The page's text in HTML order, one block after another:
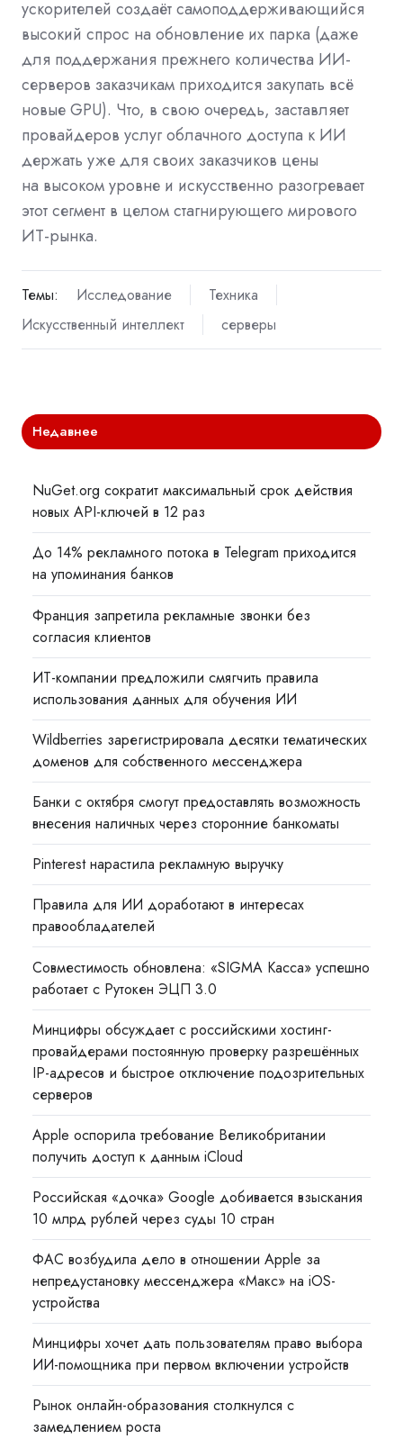
ускорителей создаёт самоподдерживающийся
высокий спрос на обновление их парка (даже
для поддержания прежнего количества ИИ-
серверов заказчикам приходится закупать всё
новые GPU). Что, в свою очередь, заставляет
провайдеров услуг облачного доступа к ИИ
держать уже для своих заказчиков цены
на высоком уровне и искусственно разогревает
этот сегмент в целом стагнирующего мирового
ИТ-рынка.
Темы: Исследование
Техника
Искусственный интеллект
серверы
Недавнее
NuGet.org сократит максимальный срок действия
новых API-ключей в 12 раз
До 14% рекламного потока в Telegram приходится
на упоминания банков
Франция запретила рекламные звонки без
согласия клиентов
ИТ-компании предложили смягчить правила
использования данных для обучения ИИ
Wildberries зарегистрировала десятки тематических
доменов для собственного мессенджера
Банки с октября смогут предоставлять возможность
внесения наличных через сторонние банкоматы
Pinterest нарастила рекламную выручку
Правила для ИИ доработают в интересах
правообладателей
Совместимость обновлена: «SIGMA Касса» успешно
работает с Рутокен ЭЦП 3.0
Минцифры обсуждает с российскими хостинг-
провайдерами постоянную проверку разрешённых
IP-адресов и быстрое отключение подозрительных
серверов
Apple оспорила требование Великобритании
получить доступ к данным iCloud
Российская «дочка» Google добивается взыскания
10 млрд рублей через суды 10 стран
ФАС возбудила дело в отношении Apple за
непредустановку мессенджера «Макс» на iOS-
устройства
Минцифры хочет дать пользователям право выбора
ИИ-помощника при первом включении устройств
Рынок онлайн-образования столкнулся с
замедлением роста